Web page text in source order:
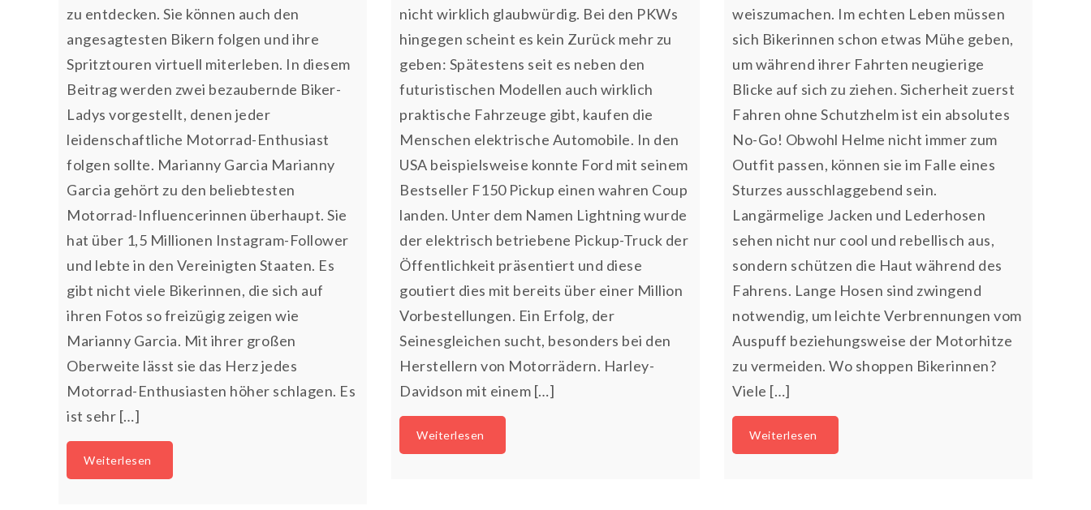
zu entdecken. Sie können auch den
angesagtesten Bikern folgen und ihre
Spritztouren virtuell miterleben. In diesem
Beitrag werden zwei bezaubernde Biker-
Ladys vorgestellt, denen jeder
leidenschaftliche Motorrad-Enthusiast
folgen sollte. Marianny Garcia Marianny
Garcia gehört zu den beliebtesten
Motorrad-Influencerinnen überhaupt. Sie
hat über 1,5 Millionen Instagram-Follower
und lebte in den Vereinigten Staaten. Es
gibt nicht viele Bikerinnen, die sich auf
ihren Fotos so freizügig zeigen wie
Marianny Garcia. Mit ihrer großen
Oberweite lässt sie das Herz jedes
Motorrad-Enthusiasten höher schlagen. Es
ist sehr […]
nicht wirklich glaubwürdig. Bei den PKWs
hingegen scheint es kein Zurück mehr zu
geben: Spätestens seit es neben den
futuristischen Modellen auch wirklich
praktische Fahrzeuge gibt, kaufen die
Menschen elektrische Automobile. In den
USA beispielsweise konnte Ford mit seinem
Bestseller F150 Pickup einen wahren Coup
landen. Unter dem Namen Lightning wurde
der elektrisch betriebene Pickup-Truck der
Öffentlichkeit präsentiert und diese
goutiert dies mit bereits über einer Million
Vorbestellungen. Ein Erfolg, der
Seinesgleichen sucht, besonders bei den
Herstellern von Motorrädern. Harley-
Davidson mit einem […]
weiszumachen. Im echten Leben müssen
sich Bikerinnen schon etwas Mühe geben,
um während ihrer Fahrten neugierige
Blicke auf sich zu ziehen. Sicherheit zuerst
Fahren ohne Schutzhelm ist ein absolutes
No-Go! Obwohl Helme nicht immer zum
Outfit passen, können sie im Falle eines
Sturzes ausschlaggebend sein.
Langärmelige Jacken und Lederhosen
sehen nicht nur cool und rebellisch aus,
sondern schützen die Haut während des
Fahrens. Lange Hosen sind zwingend
notwendig, um leichte Verbrennungen vom
Auspuff beziehungsweise der Motorhitze
zu vermeiden. Wo shoppen Bikerinnen?
Viele […]